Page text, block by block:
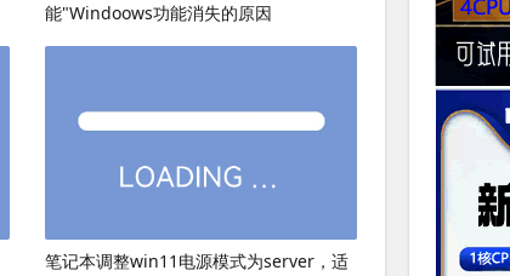
能"Windoows功能消失的原因
笔记本调整win11电源模式为server，适